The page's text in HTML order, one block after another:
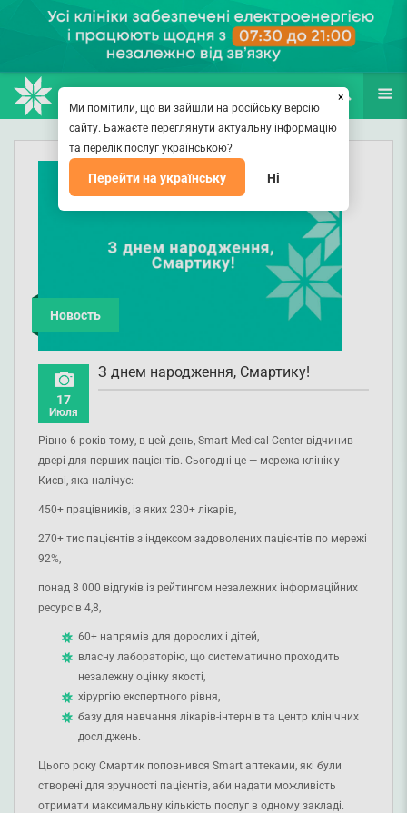
(067) 127-03-03
ПОИСК ЕЩЁ
Новость
17
Июля
З днем народження, Смартику!
Рівно 6 років тому, в цей день, Smart Medical Center відчинив
двері для перших пацієнтів. Сьогодні це — мережа клінік у
Києві, яка налічує:
450+ працівників, із яких 230+ лікарів,
270+ тис пацієнтів з індексом задоволених пацієнтів по мережі
92%,
понад 8 000 відгуків із рейтингом незалежних інформаційних
ресурсів 4,8,
60+ напрямів для дорослих і дітей,
власну лабораторію, що систематично проходить
незалежну оцінку якості,
хірургію експертного рівня,
базу для навчання лікарів-інтернів та центр клінічних
досліджень.
Цього року Смартик поповнився Smart аптеками, які були
створені для зручності пацієнтів, аби надати можливість
отримати максимальну кількість послуг в одному закладі.
×
Ми помітили, що ви зайшли на російську версію
сайту. Бажаєте переглянути актуальну інформацію
та перелік послуг українською?
Перейти на українську Ні